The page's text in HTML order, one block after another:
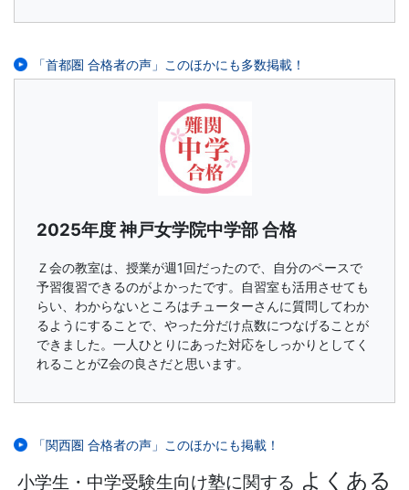
「首都圏 合格者の声」このほかにも多数掲載！
2025年度 神戸女学院中学部 合格
Ｚ会の教室は、授業が週1回だったので、自分のペースで
予習復習できるのがよかったです。自習室も活用させても
らい、わからないところはチューターさんに質問してわか
るようにすることで、やった分だけ点数につなげることが
できました。一人ひとりにあった対応をしっかりとしてく
れることがZ会の良さだと思います。
「関西圏 合格者の声」このほかにも掲載！
小学生・中学受験生向け塾に関する よくある